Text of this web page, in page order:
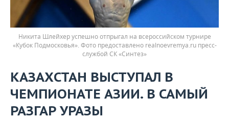
Никита Шлейхер успешно отпрыгал на всероссийском турнире
«Кубок Подмосковья». Фото предоставлено realnoevremya.ru пресс-
службой СК «Синтез»
КАЗАХСТАН ВЫСТУПАЛ В
ЧЕМПИОНАТЕ АЗИИ. В САМЫЙ
РАЗГАР УРАЗЫ